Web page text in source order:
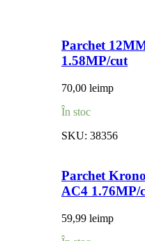
Parchet
1.58MP/cut
70,00 leimp
În stoc
SKU: 38356
Parchet
AC4 1.76MP/
59,99 leimp